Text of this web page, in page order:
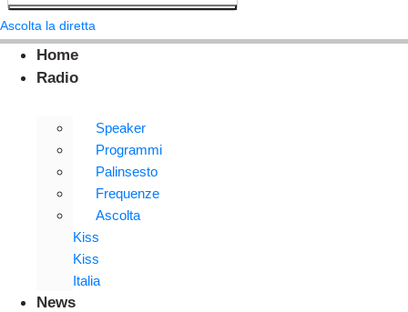
Ascolta la diretta
Home
Radio
Speaker
Programmi
Palinsesto
Frequenze
Ascolta
Kiss
Kiss
Italia
News